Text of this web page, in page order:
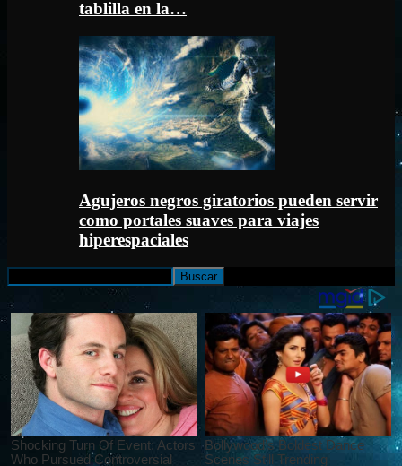
tablilla en la…
Agujeros negros giratorios pueden servir
como portales suaves para viajes
hiperespaciales